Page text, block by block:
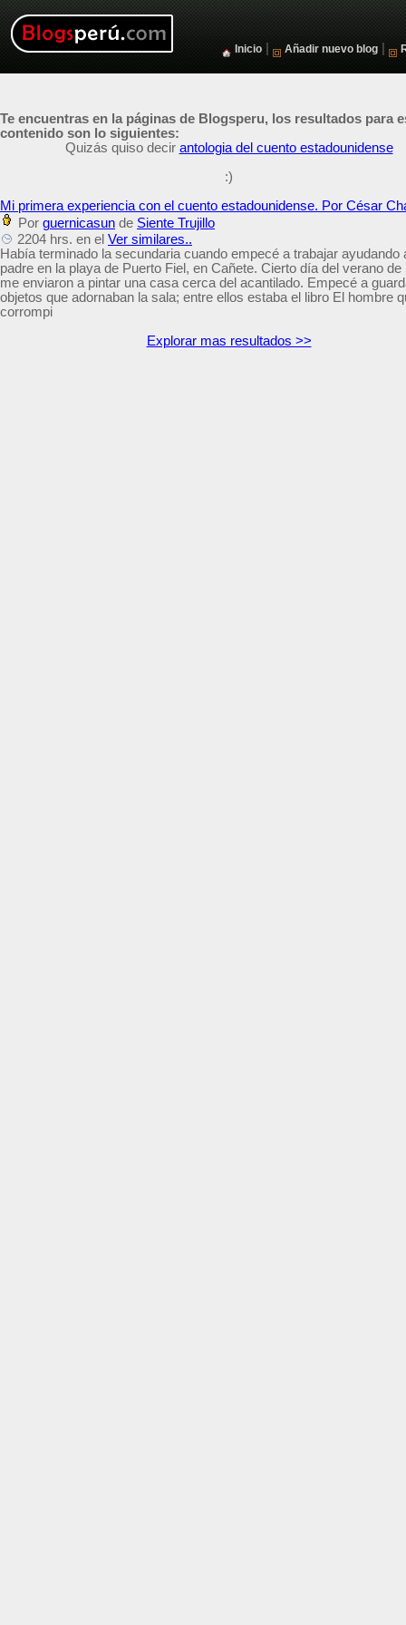
Inicio Añadir nuevo blog
Te encuentras en la páginas de Blogsperu, los resultados para
contenido son lo siguientes:
Quizás quiso decir antologia del cuento estadounidense
:)
Mi primera experiencia con el cuento estadounidense. Por César
Por guernicasun de Siente Trujillo
2204 hrs. en el Ver similares..
Había terminado la secundaria cuando empecé a trabajar ayudando
padre en la playa de Puerto Fiel, en Cañete. Cierto día del verano de
me enviaron a pintar una casa cerca del acantilado. Empecé a
objetos que adornaban la sala; entre ellos estaba el libro El hombre
corrompi
Explorar mas resultados >>